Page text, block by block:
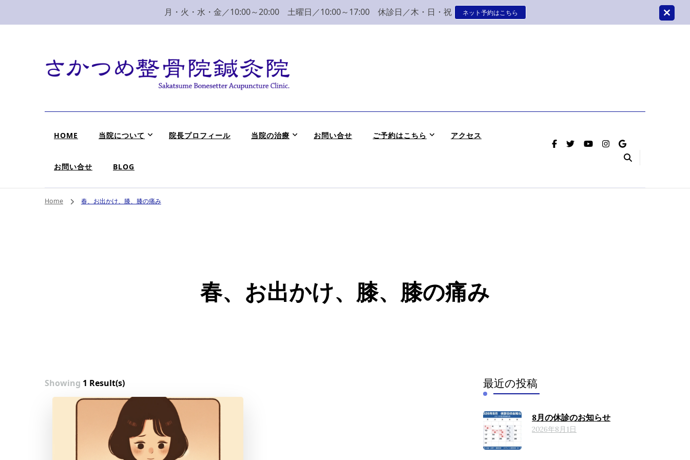
月・火・水・金／10:00～20:00 土曜日／10:00～17:00 休診日／木・日・祝 ネット予約はこちら
HOME 当院について 院長プロフィール 当院の治療
（ギックリ腰）
お問い合せ ご予約はこちら アクセス
お問い合せ BLOG
Home 春、お出かけ、膝、膝の痛み
春、お出かけ、膝、膝の痛み
Showing 1 Result(s) 最近の投稿
8月の休診のお知らせ
2026年8月1日